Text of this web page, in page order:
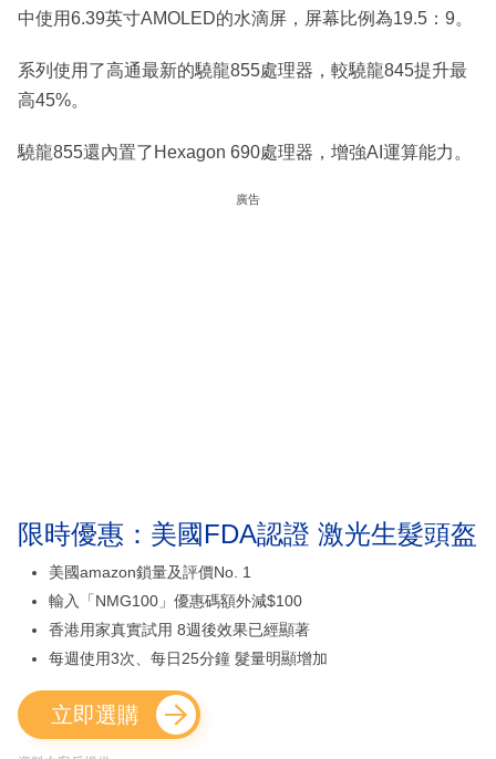
中使用6.39英寸AMOLED的水滴屏，屏幕比例為19.5：9。
系列使用了高通最新的驍龍855處理器，較驍龍845提升最
高45%。
驍龍855還內置了Hexagon 690處理器，增強AI運算能力。
廣告
限時優惠：美國FDA認證 激光生髮頭盔
美國amazon鎖量及評價No. 1
輸入「NMG100」優惠碼額外減$100
香港用家真實試用 8週後效果已經顯著
每週使用3次、每日25分鐘 髮量明顯增加
立即選購